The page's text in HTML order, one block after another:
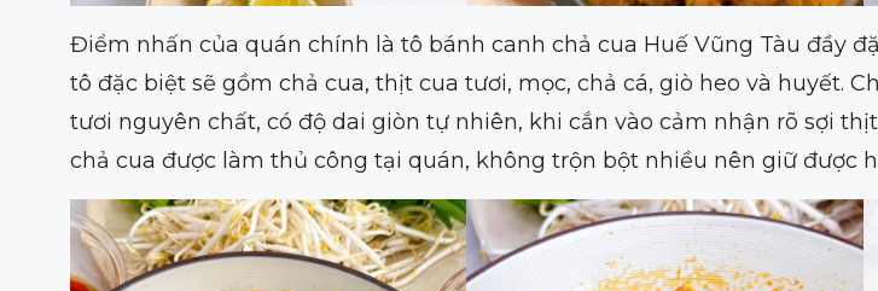
Điểm nhấn của quán chính là tô bánh canh chả cua Huế Vũng Tàu đầy
tô đặc biệt sẽ gồm chả cua, thịt cua tươi, mọc, chả cá, giò heo và huyết.
tươi nguyên chất, có độ dai giòn tự nhiên, khi cắn vào cảm nhận rõ sợi
chả cua được làm thủ công tại quán, không trộn bột nhiều nên giữ được